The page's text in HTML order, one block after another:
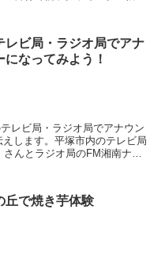
レビ局・ラジオ局でアナ
になってみよう！
レビ局・ラジオ局でアナウン
します。平塚市内のテレビ局
んとラジオ局のFM湘南ナパ
丘で焼き芋体験